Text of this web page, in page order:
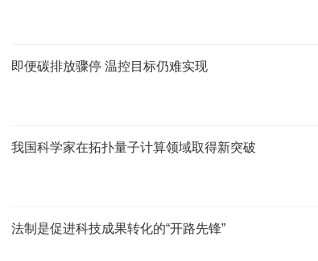
即便碳排放骤停 温控目标仍难实现
我国科学家在拓扑量子计算领域取得新突破
法制是促进科技成果转化的“开路先锋”